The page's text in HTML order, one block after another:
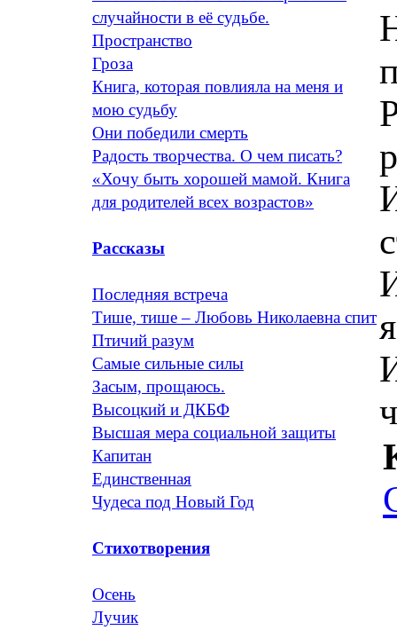
случайности в её судьбе.
Пространство
Гроза
Книга, которая повлияла на меня и
мою судьбу
Они победили смерть
Радость творчества. О чем писать?
«Хочу быть хорошей мамой. Книга
для родителей всех возрастов»
Рассказы
Последняя встреча
Тише, тише – Любовь Николаевна спит
Птичий разум
Самые сильные силы
Засым, прощаюсь.
Высоцкий и ДКБФ
Высшая мера социальной защиты
Капитан
Единственная
Чудеса под Новый Год
Стихотворения
Осень
Лучик